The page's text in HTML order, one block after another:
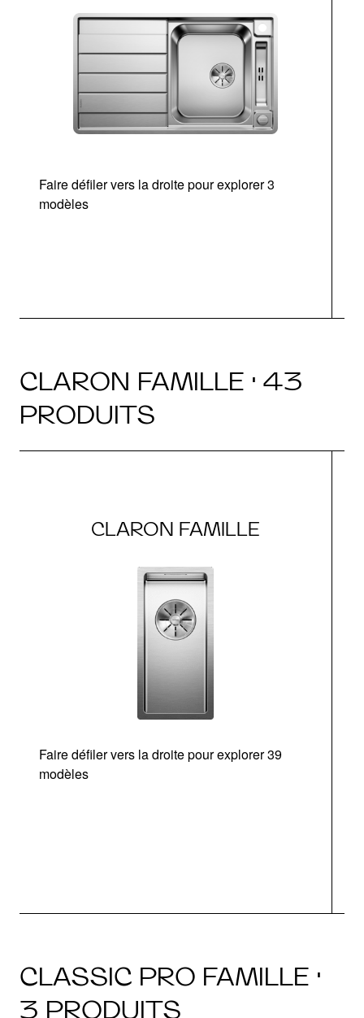
Faire défiler vers la droite pour explorer 3
modèles
CLARON FAMILLE · 43
PRODUITS
CLARON FAMILLE
Faire défiler vers la droite pour explorer 39
modèles
CLASSIC PRO FAMILLE ·
3 PRODUITS